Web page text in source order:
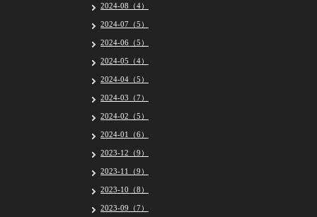
2024-08（4）
2024-07（5）
2024-06（5）
2024-05（4）
2024-04（5）
2024-03（7）
2024-02（5）
2024-01（6）
2023-12（9）
2023-11（9）
2023-10（8）
2023-09（7）